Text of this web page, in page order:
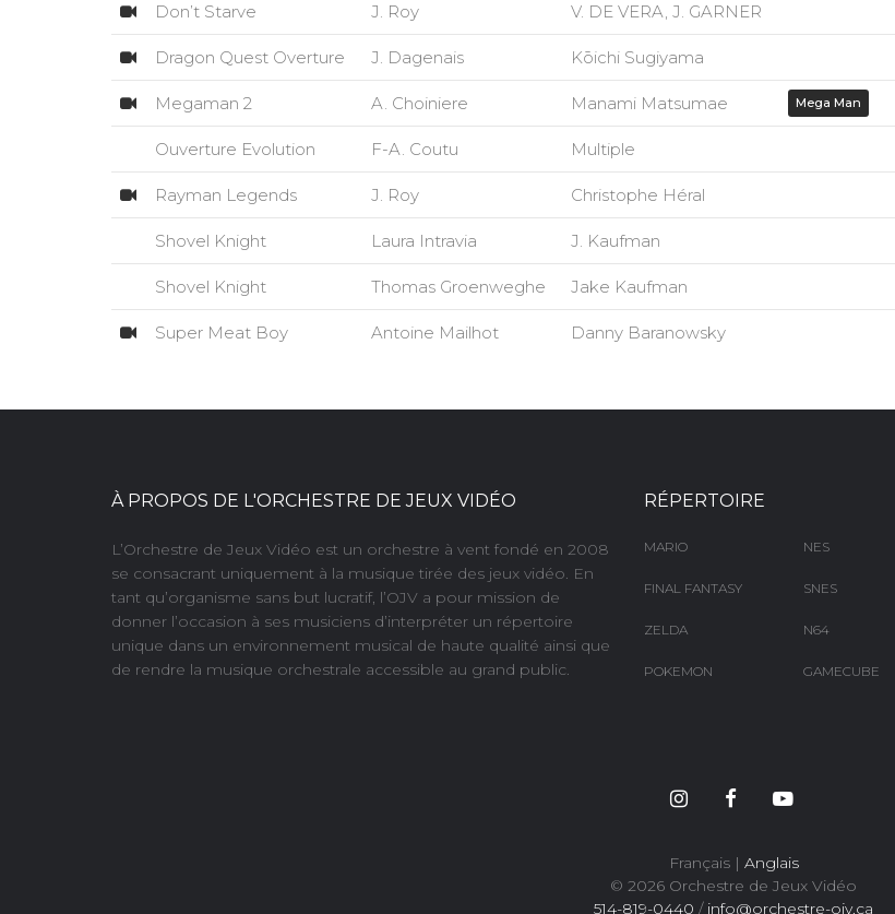
Don’t Starve J. Roy V. DE VERA, J. GARNER
Dragon Quest Overture J. Dagenais Kōichi Sugiyama
Megaman 2 A. Choiniere Manami Matsumae Mega Man
Ouverture Evolution F-A. Coutu Multiple
Rayman Legends J. Roy Christophe Héral
Shovel Knight Laura Intravia J. Kaufman
Shovel Knight Thomas Groenweghe Jake Kaufman
Super Meat Boy Antoine Mailhot Danny Baranowsky
À PROPOS DE L'ORCHESTRE DE JEUX VIDÉO
L’Orchestre de Jeux Vidéo est un orchestre à vent fondé en 2008
se consacrant uniquement à la musique tirée des jeux vidéo. En
tant qu’organisme sans but lucratif, l’OJV a pour mission de
donner l’occasion à ses musiciens d’interpréter un répertoire
unique dans un environnement musical de haute qualité ainsi que
de rendre la musique orchestrale accessible au grand public.
RÉPERTOIRE
MARIO
FINAL FANTASY
ZELDA
POKEMON
NES
SNES
N64
GAMECUBE
Français | Anglais
© 2026 Orchestre de Jeux Vidéo
514-819-0440 / info@orchestre-ojv.ca